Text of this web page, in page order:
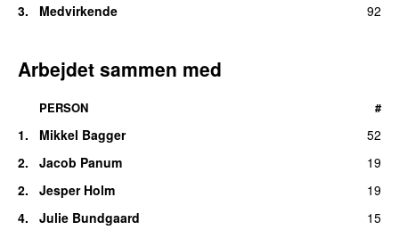
3.
Medvirkende 92
Arbejdet sammen med
PERSON #
1. Mikkel Bagger
52
2.
Jacob Panum
19
2.
Jesper Holm
19
4.
Julie Bundgaard
15